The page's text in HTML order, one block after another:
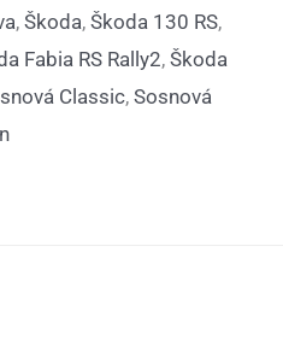
, Škoda, Škoda 130 RS,
Fabia RS Rally2, Škoda
Classic, Sosnová